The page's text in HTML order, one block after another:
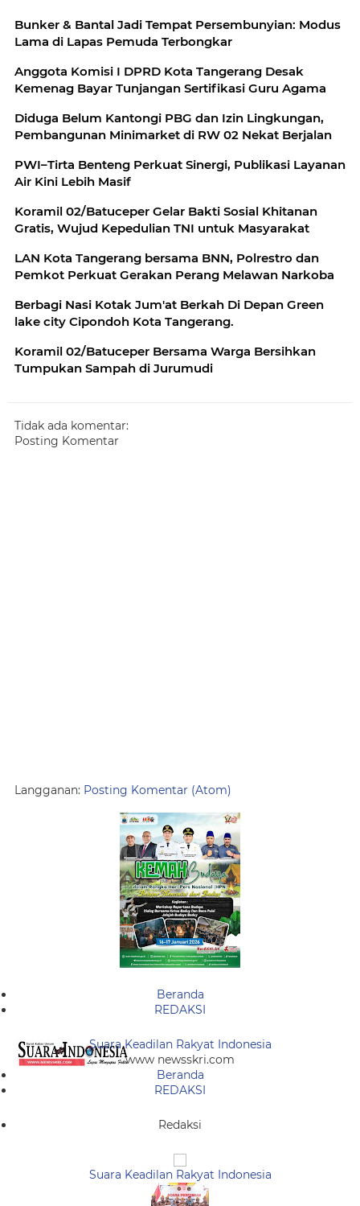
Bunker & Bantal Jadi Tempat Persembunyian: Modus
Lama di Lapas Pemuda Terbongkar
Anggota Komisi I DPRD Kota Tangerang Desak
Kemenag Bayar Tunjangan Sertifikasi Guru Agama
Diduga Belum Kantongi PBG dan Izin Lingkungan,
Pembangunan Minimarket di RW 02 Nekat Berjalan
PWI–Tirta Benteng Perkuat Sinergi, Publikasi Layanan
Air Kini Lebih Masif
Koramil 02/Batuceper Gelar Bakti Sosial Khitanan
Gratis, Wujud Kepedulian TNI untuk Masyarakat
LAN Kota Tangerang bersama BNN, Polrestro dan
Pemkot Perkuat Gerakan Perang Melawan Narkoba
Berbagi Nasi Kotak Jum'at Berkah Di Depan Green
lake city Cipondoh Kota Tangerang.
Koramil 02/Batuceper Bersama Warga Bersihkan
Tumpukan Sampah di Jurumudi
Tidak ada komentar:
Posting Komentar
Langganan: Posting Komentar (Atom)
Beranda
REDAKSI
Suara Keadilan Rakyat Indonesia
www newsskri.com
Beranda
REDAKSI
Redaksi
Suara Keadilan Rakyat Indonesia